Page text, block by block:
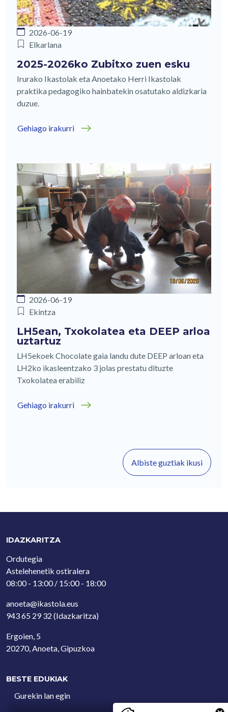
2026-06-19
Elkarlana
2025-2026ko Zubitxo zuen esku
Irurako Ikastolak eta Anoetako Herri Ikastolak
praktika pedagogiko hainbatekin osatutako aldizkaria
duzue.
Gehiago irakurri
2026-06-19
Ekintza
LH5ean, Txokolatea eta DEEP arloa
uztartuz
LH5ekoek Chocolate gaia landu dute DEEP arloan eta
LH2ko ikasleentzako 3 jolas prestatu dituzte
Txokolatea erabiliz
Gehiago irakurri
Albiste guztiak ikusi
IDAZKARITZA
Ordutegia
Astelehenetik ostiralera
08:00 - 13:00 / 15:00 - 18:00
anoeta@ikastola.eus
943 65 29 32 (Idazkaritza)
Ergoien, 5
20270, Anoeta, Gipuzkoa
BESTE EDUKIAK
Gurekin lan egin